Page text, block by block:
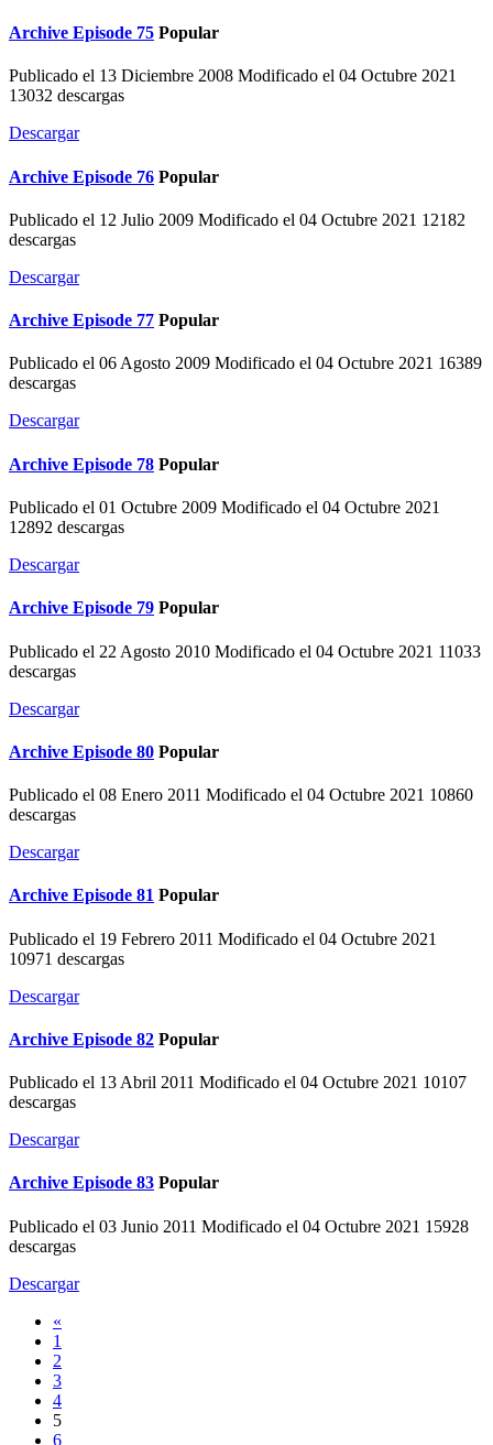
Archive Episode 75 Popular
Publicado el 13 Diciembre 2008 Modificado el 04 Octubre 2021
13032 descargas
Descargar
Archive Episode 76 Popular
Publicado el 12 Julio 2009 Modificado el 04 Octubre 2021 12182
descargas
Descargar
Archive Episode 77 Popular
Publicado el 06 Agosto 2009 Modificado el 04 Octubre 2021 16389
descargas
Descargar
Archive Episode 78 Popular
Publicado el 01 Octubre 2009 Modificado el 04 Octubre 2021
12892 descargas
Descargar
Archive Episode 79 Popular
Publicado el 22 Agosto 2010 Modificado el 04 Octubre 2021 11033
descargas
Descargar
Archive Episode 80 Popular
Publicado el 08 Enero 2011 Modificado el 04 Octubre 2021 10860
descargas
Descargar
Archive Episode 81 Popular
Publicado el 19 Febrero 2011 Modificado el 04 Octubre 2021
10971 descargas
Descargar
Archive Episode 82 Popular
Publicado el 13 Abril 2011 Modificado el 04 Octubre 2021 10107
descargas
Descargar
Archive Episode 83 Popular
Publicado el 03 Junio 2011 Modificado el 04 Octubre 2021 15928
descargas
Descargar
«
1
2
3
4
5
6